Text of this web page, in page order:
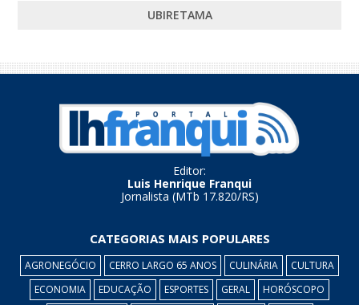
UBIRETAMA
Editor:
Luis Henrique Franqui
Jornalista (MTb 17.820/RS)
CATEGORIAS MAIS POPULARES
AGRONEGÓCIO CERRO LARGO 65 ANOS CULINÁRIA
CULTURA
ECONOMIA
EDUCAÇÃO ESPORTES GERAL HORÓSCOPO